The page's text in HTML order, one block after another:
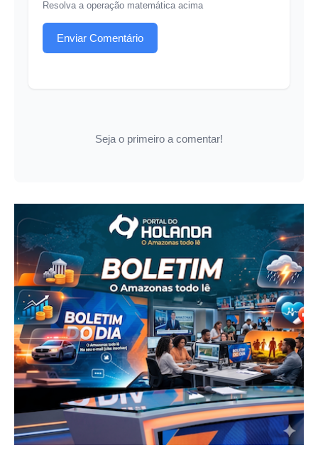
Resolva a operação matemática acima
Enviar Comentário
Seja o primeiro a comentar!